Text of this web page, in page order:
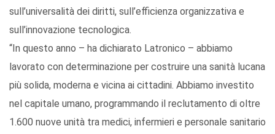
sull’universalità dei diritti, sull’efficienza organizzativa e
sull’innovazione tecnologica.
“In questo anno – ha dichiarato Latronico – abbiamo
lavorato con determinazione per costruire una sanità lucana
più solida, moderna e vicina ai cittadini. Abbiamo investito
nel capitale umano, programmando il reclutamento di oltre
1.600 nuove unità tra medici, infermieri e personale sanitario